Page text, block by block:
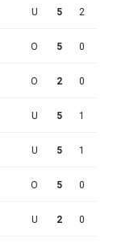
U 5 2
O 5 0
O 2 0
U 5 1
U 5 1
O 5 0
U 2 0